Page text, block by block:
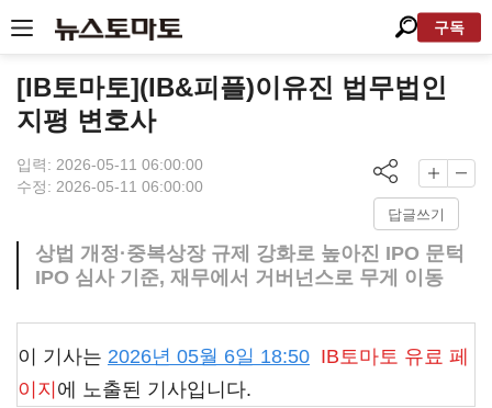
구독
[IB토마토](IB&피플)이유진 법무법인
지평 변호사
입력: 2026-05-11 06:00:00
수정: 2026-05-11 06:00:00
답글쓰기
상법 개정·중복상장 규제 강화로 높아진 IPO 문턱
IPO 심사 기준, 재무에서 거버넌스로 무게 이동
이 기사는 2026년 05월 6일 18:50 IB토마토 유료 페
이지 에 노출된 기사입니다.